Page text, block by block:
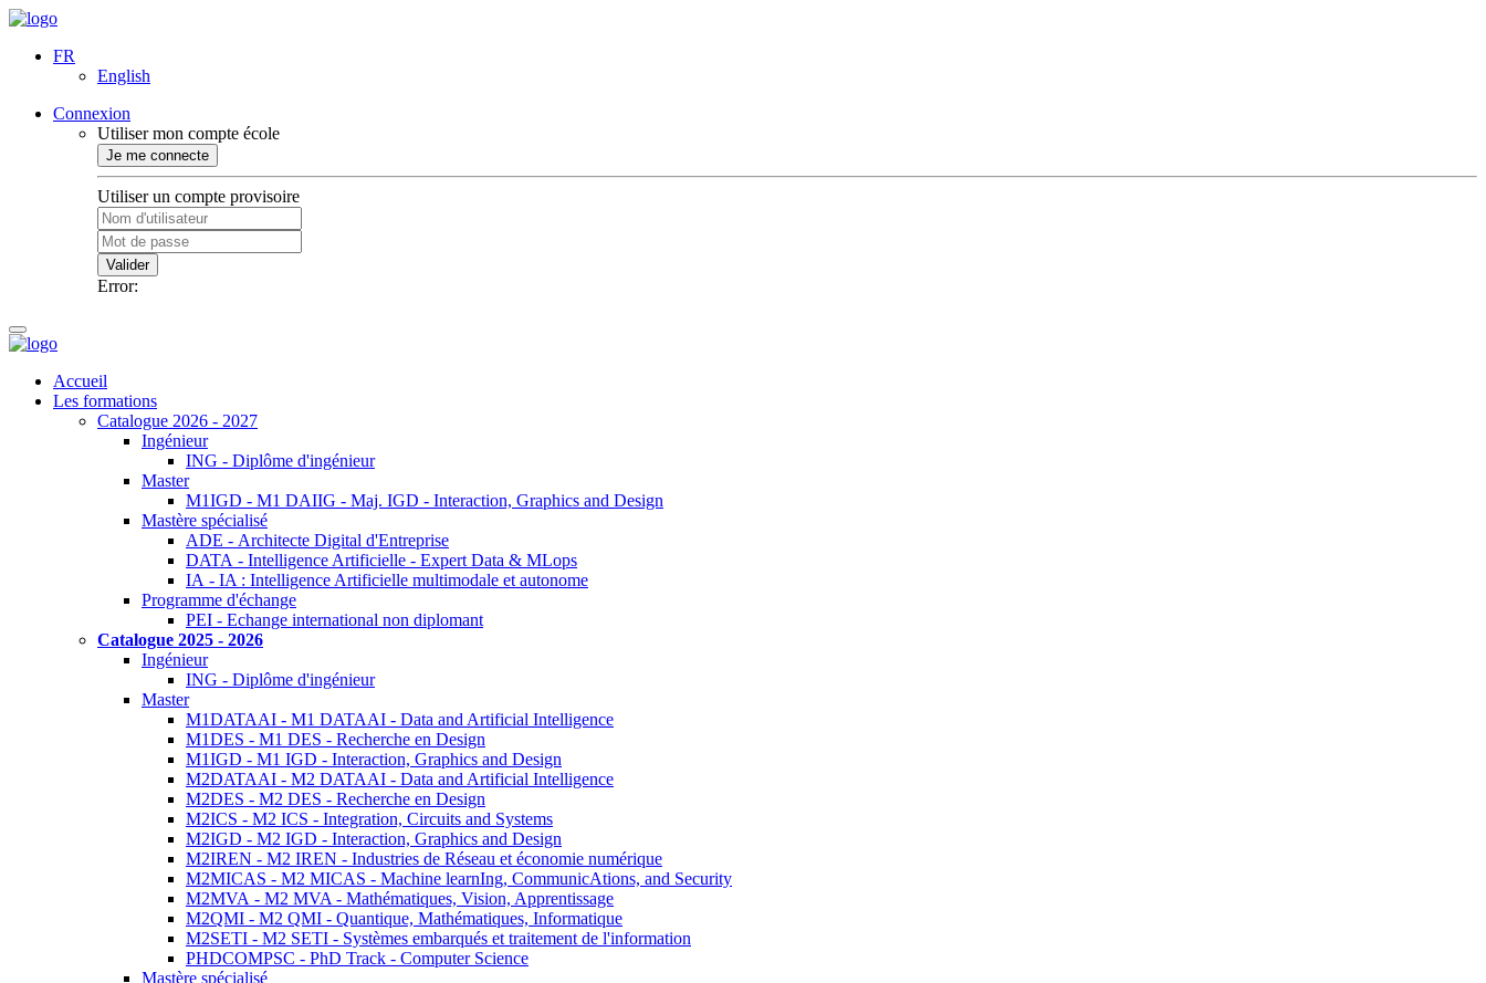
FR
English
Connexion
Utiliser mon compte école
Je me connecte
Utiliser un compte provisoire
Valider
Error:
Accueil
Les formations
Catalogue 2026 - 2027
Ingénieur
ING - Diplôme d'ingénieur
Master
M1IGD - M1 DAIIG - Maj. IGD - Interaction, Graphics and Design
Mastère spécialisé
ADE - Architecte Digital d'Entreprise
DATA - Intelligence Artificielle - Expert Data & MLops
IA - IA : Intelligence Artificielle multimodale et autonome
Programme d'échange
PEI - Echange international non diplomant
Catalogue 2025 - 2026
Ingénieur
ING - Diplôme d'ingénieur
Master
M1DATAAI - M1 DATAAI - Data and Artificial Intelligence
M1DES - M1 DES - Recherche en Design
M1IGD - M1 IGD - Interaction, Graphics and Design
M2DATAAI - M2 DATAAI - Data and Artificial Intelligence
M2DES - M2 DES - Recherche en Design
M2ICS - M2 ICS - Integration, Circuits and Systems
M2IGD - M2 IGD - Interaction, Graphics and Design
M2IREN - M2 IREN - Industries de Réseau et économie numérique
M2MICAS - M2 MICAS - Machine learnIng, CommunicAtions, and Security
M2MVA - M2 MVA - Mathématiques, Vision, Apprentissage
M2QMI - M2 QMI - Quantique, Mathématiques, Informatique
M2SETI - M2 SETI - Systèmes embarqués et traitement de l'information
PHDCOMPSC - PhD Track - Computer Science
Mastère spécialisé